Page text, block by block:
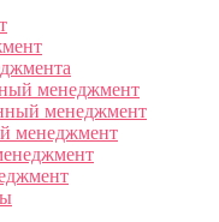
менеджмент
менеджмент
менеджмент